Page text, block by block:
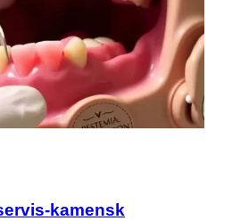
kamensk